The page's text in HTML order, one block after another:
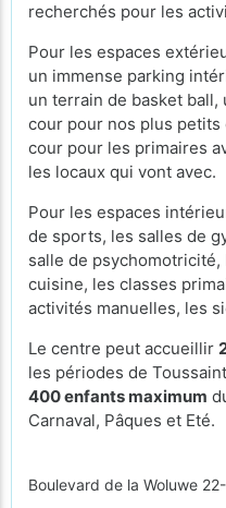
recherchés pour les
Pour les espaces
un immense parking
un terrain de basket
cour pour nos plus
cour pour les primaires
les locaux qui vont avec.
Pour les espaces
de sports, les salles de
salle de
cuisine, les classes
activités manuelles, les
Le centre peut accueillir
les périodes de
400 enfants maximum
Carnaval, Pâques et Eté.
Boulevard de la Woluwe